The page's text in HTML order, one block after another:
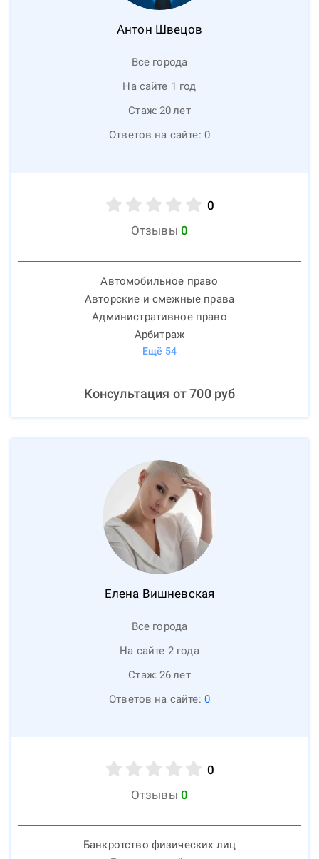
Антон Швецов
Все города
На сайте 1 год
Стаж: 20лет
Ответов на сайте: 0
0
Отзывы 0
Автомобильное право
Авторские и смежные права
Административное право
Арбитраж
Ещё 54
Консультация от700руб
Елена Вишневская
Все города
На сайте 2 года
Стаж: 26лет
Ответов на сайте: 0
0
Отзывы 0
Банкротство физических лиц